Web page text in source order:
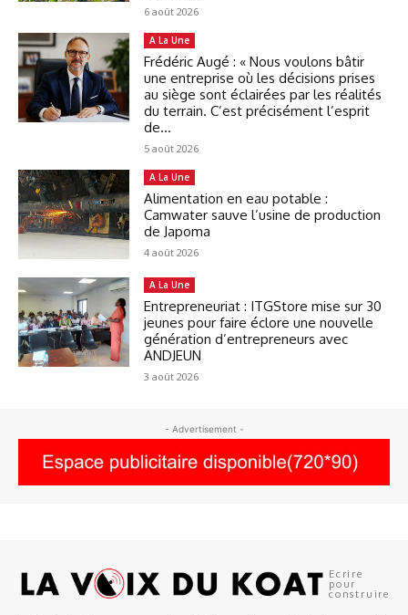
6 août 2026
A La Une
Frédéric Augé : « Nous voulons bâtir
une entreprise où les décisions prises
au siège sont éclairées par les réalités
du terrain. C’est précisément l’esprit
de...
5 août 2026
A La Une
Alimentation en eau potable :
Camwater sauve l’usine de production
de Japoma
4 août 2026
A La Une
Entrepreneuriat : ITGStore mise sur 30
jeunes pour faire éclore une nouvelle
génération d’entrepreneurs avec
ANDJEUN
3 août 2026
- Advertisement -
Ecrire
pour
construire